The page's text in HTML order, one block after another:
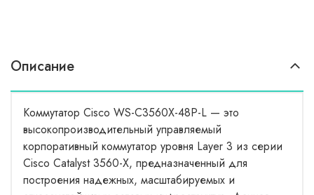
Описание
Коммутатор Cisco WS-C3560X-48P-L — это
высокопроизводительный управляемый
корпоративный коммутатор уровня Layer 3 из серии
Cisco Catalyst 3560-X, предназначенный для
построения надежных, масштабируемых и